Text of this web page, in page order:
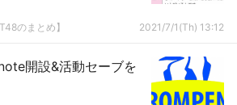
のまとめ】 2021/7/1(Th) 13:12
開設&活動セーブを